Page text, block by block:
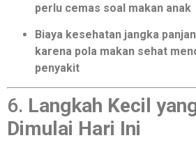
perlu cemas soal makan anak
Biaya kesehatan jangka
karena pola makan sehat
penyakit
6. Langkah Kecil
Dimulai Hari Ini